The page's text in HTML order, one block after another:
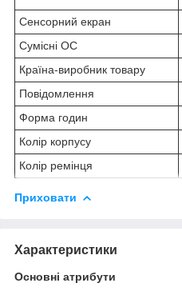
Сенсорний екран
Сумісні ОС
Країна-виробник товару
Повідомлення
Форма годин
Колір корпусу
Колір ремінця
Приховати
Характеристики
Основні атрибути